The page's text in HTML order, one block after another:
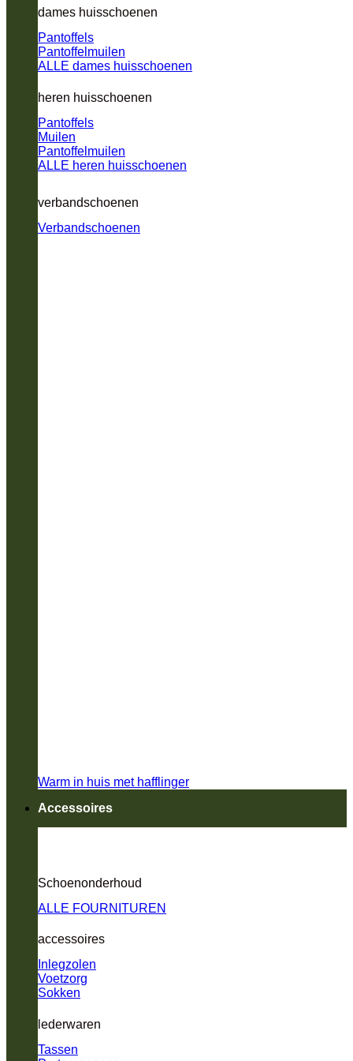
dames huisschoenen
Pantoffels
Pantoffelmuilen
ALLE dames huisschoenen
heren huisschoenen
Pantoffels
Muilen
Pantoffelmuilen
ALLE heren huisschoenen
verbandschoenen
Verbandschoenen
Warm in huis met hafflinger
Accessoires
Schoenonderhoud
ALLE FOURNITUREN
accessoires
Inlegzolen
Voetzorg
Sokken
lederwaren
Tassen